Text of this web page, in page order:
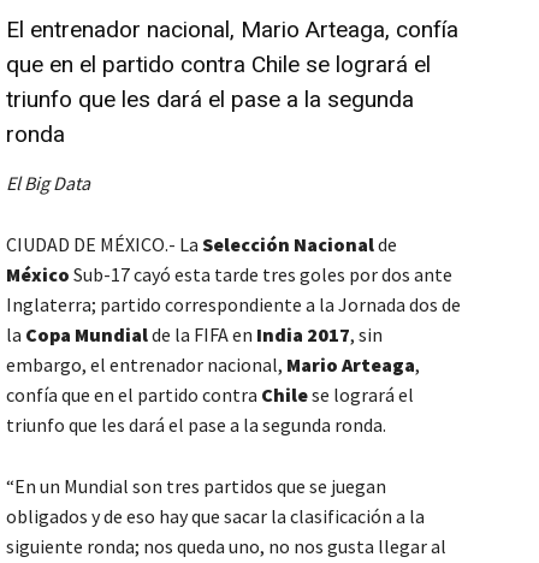
El entrenador nacional, Mario Arteaga, confía
que en el partido contra Chile se logrará el
triunfo que les dará el pase a la segunda
ronda
El Big Data
CIUDAD DE MÉXICO.- La Selección Nacionalde
México Sub-17 cayó esta tarde tres goles por dos ante
Inglaterra; partido correspondiente a la Jornada dos de
la Copa Mundialde la FIFA en India 2017, sin
embargo, el entrenador nacional, Mario Arteaga,
confía que en el partido contra Chilese logrará el
triunfo que les dará el pase a la segunda ronda.
“En un Mundial son tres partidos que se juegan
obligados y de eso hay que sacar la clasificación a la
siguiente ronda; nos queda uno, no nos gusta llegar al